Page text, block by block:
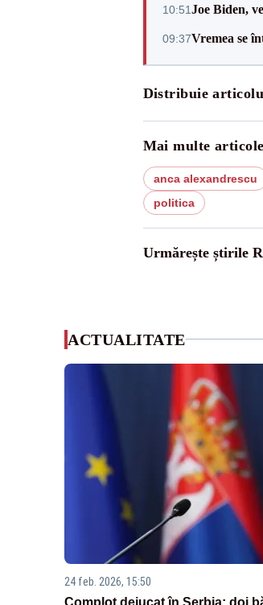
10:51Joe Biden,
09:37Vremea se
Distribuie
Mai multe
anca alexandrescu
politica
Urmărește știrile
ACTUALITATE
24 feb. 2026, 15:50
Complot dejucat în Serbia: doi